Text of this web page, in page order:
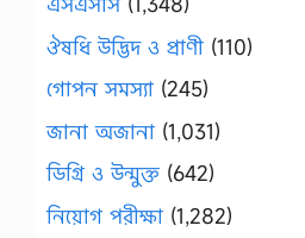
ঔষধি উদ্ভিদ ও প্রাণী (110)
গোপন সমস্যা (245)
জানা অজানা (1,031)
ডিগ্রি ও উন্মুক্ত (642)
নিয়োগ পরীক্ষা (1,282)